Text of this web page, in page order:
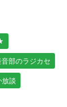
音部のラジカセ
放談